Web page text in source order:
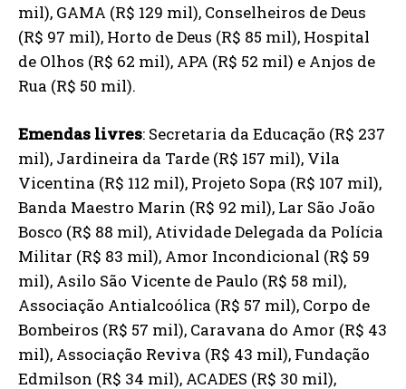
mil), GAMA (R$ 129 mil), Conselheiros de Deus
(R$ 97 mil), Horto de Deus (R$ 85 mil), Hospital
de Olhos (R$ 62 mil), APA (R$ 52 mil) e Anjos de
Rua (R$ 50 mil).
Emendas livres: Secretaria da Educação (R$ 237
mil), Jardineira da Tarde (R$ 157 mil), Vila
Vicentina (R$ 112 mil), Projeto Sopa (R$ 107 mil),
Banda Maestro Marin (R$ 92 mil), Lar São João
Bosco (R$ 88 mil), Atividade Delegada da Polícia
Militar (R$ 83 mil), Amor Incondicional (R$ 59
mil), Asilo São Vicente de Paulo (R$ 58 mil),
Associação Antialcoólica (R$ 57 mil), Corpo de
Bombeiros (R$ 57 mil), Caravana do Amor (R$ 43
mil), Associação Reviva (R$ 43 mil), Fundação
Edmilson (R$ 34 mil), ACADES (R$ 30 mil),